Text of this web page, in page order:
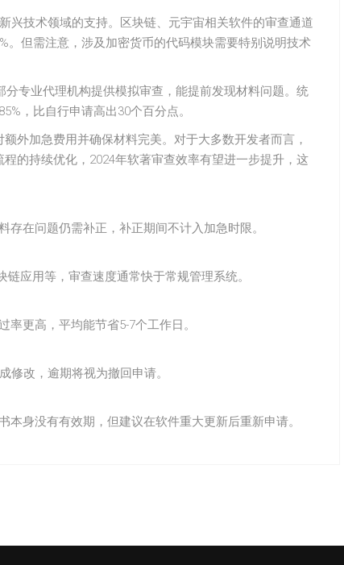
兴技术领域的支持。区块链、元宇宙相关软件的审查通道
。但需注意，涉及加密货币的代码模块需要特别说明技术
分专业代理机构提供模拟审查，能提前发现材料问题。统
，比自行申请高出30个百分点。
外加急费用并确保材料完美。对于大多数开发者而言，
的持续优化，2024年软著审查效率有望进一步提升，这
在问题仍需补正，补正期间不计入加急时限。
应用等，审查速度通常快于常规管理系统。
更高，平均能节省5-7个工作日。
修改，逾期将视为撤回申请。
身没有有效期，但建议在软件重大更新后重新申请。